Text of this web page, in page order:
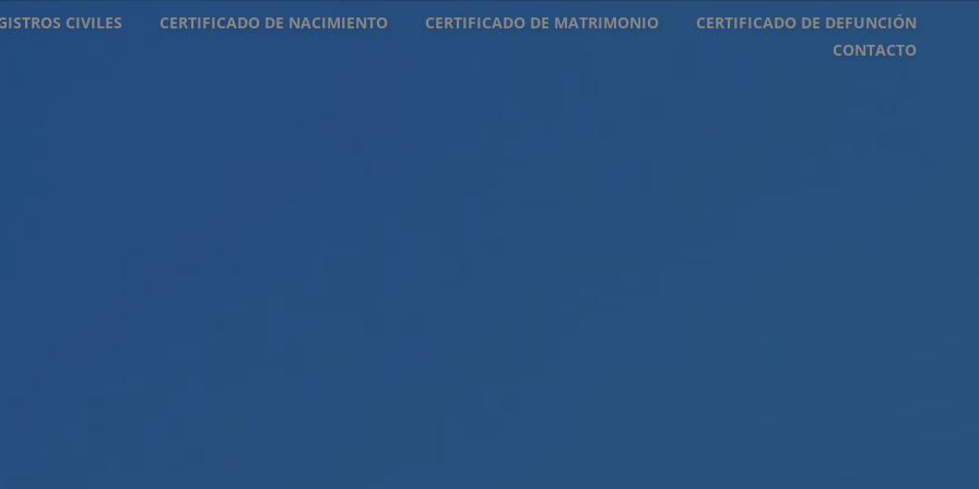
CIVILES CERTIFICADO DE NACIMIENTO CERTIFICADO DE MATRIMONIO
CERTIFICADO DE DEFUNCIÓN
CONTACTO